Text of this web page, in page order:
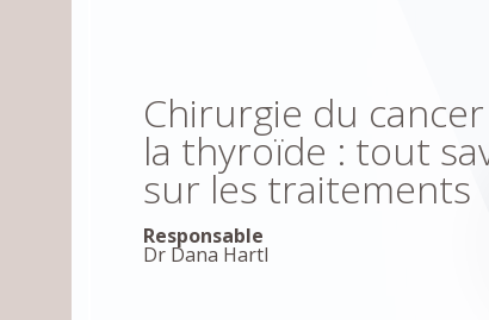
Chirurgie du
la thyroïde : tout
sur les traitements
Responsable
Dr Dana Hartl